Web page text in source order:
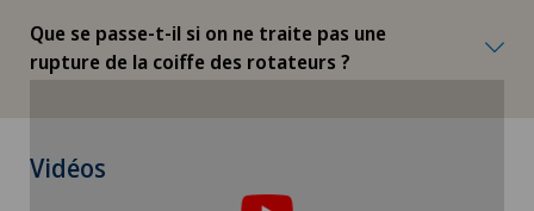
Que se passe-t-il si on ne traite pas une
rupture de la coiffe des rotateurs ?
Vidéos
Pour pouvoir afficher ce contenu, vous devez